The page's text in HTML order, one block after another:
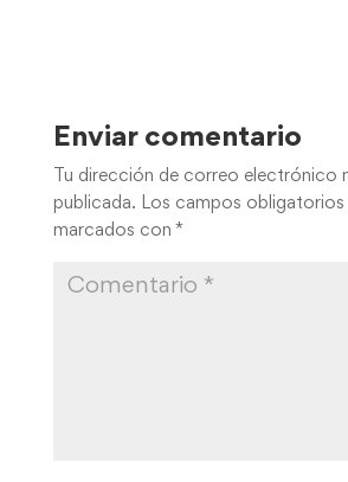
Enviar comentario
Tu dirección de correo electrónico
publicada.
Los campos obligatorios
marcados con *